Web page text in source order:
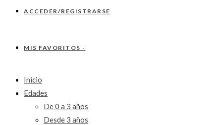
ACCEDER/REGISTRARSE
MIS FAVORITOS -
Inicio
Edades
De 0 a 3 años
Desde 3 años